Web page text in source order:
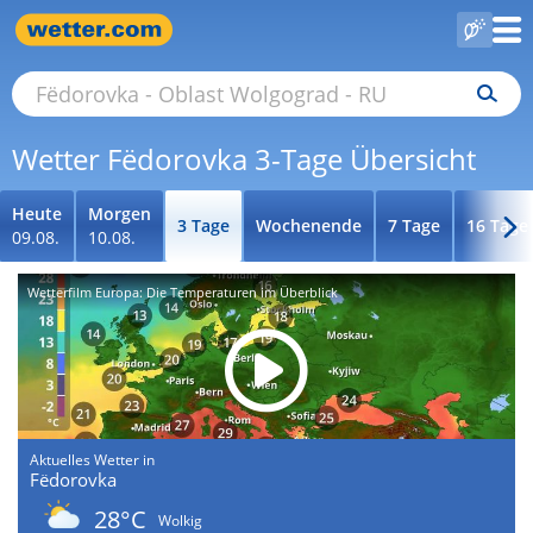
Wetter Fëdorovka 3-Tage Übersicht
Heute
09.08.
Morgen
10.08.
3 Tage Wochenende 7 Tage 16 Tage
Wetterfilm Europa: Die Temperaturen im Überblick
Aktuelles Wetter in
Fëdorovka
28°C
Wolkig